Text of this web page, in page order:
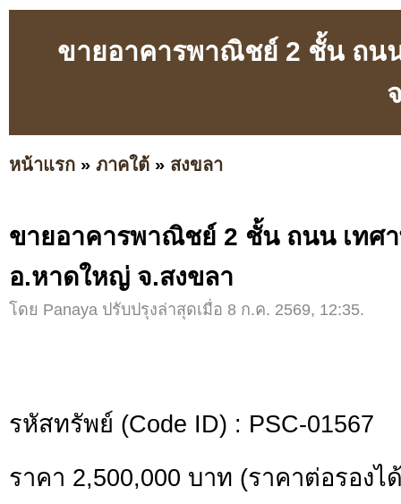
ขายอาคารพาณิชย์ 2 ชั้น ถ
หน้าแรก » ภาคใต้ » สงขลา
ขายอาคารพาณิชย์ 2 ชั้น ถนน เท
อ.หาดใหญ่ จ.สงขลา
โดย Panaya ปรับปรุงล่าสุดเมื่อ 8 ก.ค. 2569, 12:35.
รหัสทรัพย์ (Code ID) : PSC-01567
ราคา 2,500,000 บาท (ราคาต่อรองไ